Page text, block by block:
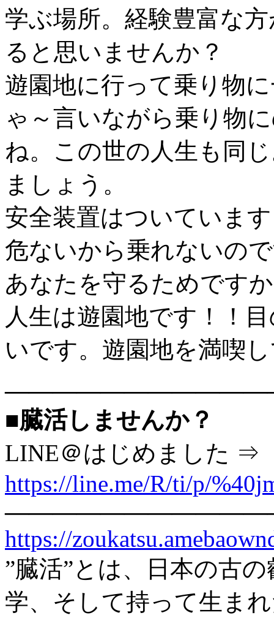
学ぶ場所。経験豊富な
ると思いませんか？
遊園地に行って乗り物
ゃ～言いながら乗り物
ね。この世の人生も同
ましょう。
安全装置はついていま
危ないから乗れないの
あなたを守るためです
人生は遊園地です！！
いです。遊園地を満喫
■臓活しませんか？
LINE＠はじめました ⇒
https://line.me/R/ti/p/
https://
”臓活”とは、日本の古
学、そして持って生ま